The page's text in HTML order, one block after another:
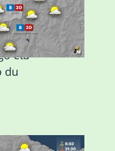
du gaur,
eta
du